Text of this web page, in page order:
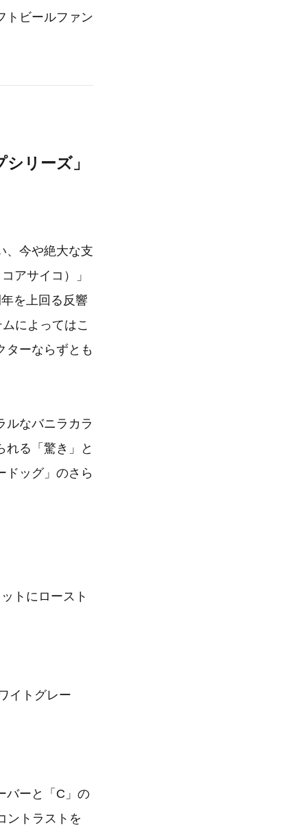
トビールファン
リーズ」
、今や絶大な支
アサイコ）」
を上回る反響
によってはこ
ターならずとも
ルなバニラカラ
れる「驚き」と
ドッグ」のさら
トにロースト
イトグレー
バーと「C」の
ントラストを